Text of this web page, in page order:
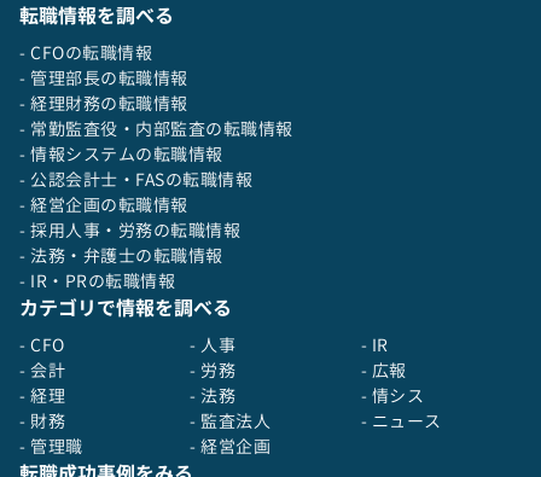
転職情報を調べる
- CFOの転職情報
- 管理部長の転職情報
- 経理財務の転職情報
- 常勤監査役・内部監査の転職情報
- 情報システムの転職情報
- 公認会計士・FASの転職情報
- 経営企画の転職情報
- 採用人事・労務の転職情報
- 法務・弁護士の転職情報
- IR・PRの転職情報
カテゴリで情報を調べる
- CFO
- 会計
- 経理
- 財務
- 管理職
- 人事
- 労務
- 法務
- 監査法人
- 経営企画
- IR
- 広報
- 情シス
- ニュース